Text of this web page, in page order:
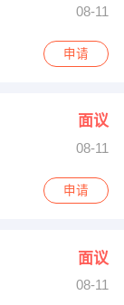
08-11
申请
面议
08-11
申请
面议
08-11